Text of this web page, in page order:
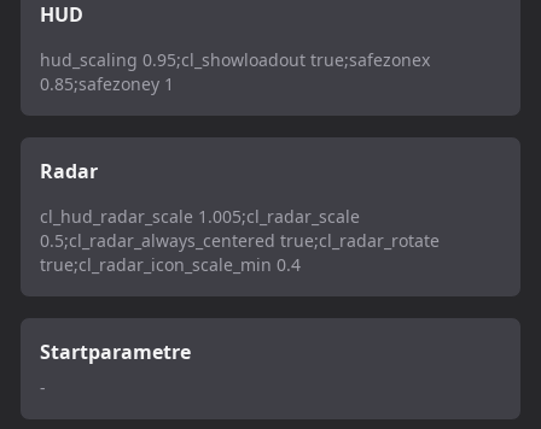
HUD
hud_scaling 0.95;cl_showloadout true;safezonex
0.85;safezoney 1
Radar
cl_hud_radar_scale 1.005;cl_radar_scale
0.5;cl_radar_always_centered true;cl_radar_rotate
true;cl_radar_icon_scale_min 0.4
Startparametre
-